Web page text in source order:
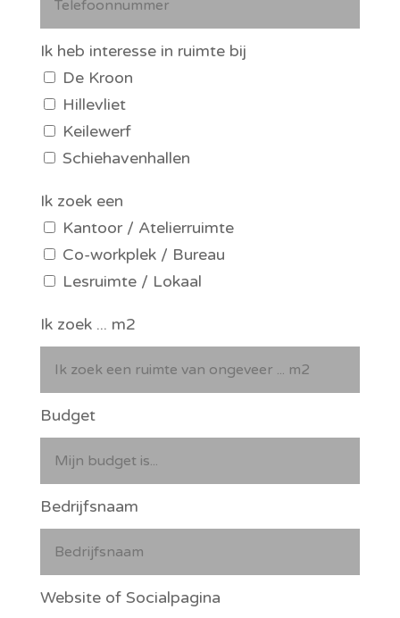
Ik heb interesse in ruimte bij
De Kroon
Hillevliet
Keilewerf
Schiehavenhallen
Ik zoek een
Kantoor / Atelierruimte
Co-workplek / Bureau
Lesruimte / Lokaal
Ik zoek ... m2
Budget
Bedrijfsnaam
Website of Socialpagina